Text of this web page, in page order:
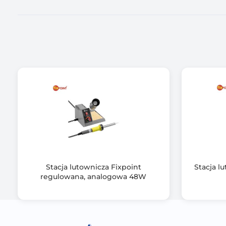
Stacja lutownicza Fixpoint
regulowana, analogowa 48W
Stacja